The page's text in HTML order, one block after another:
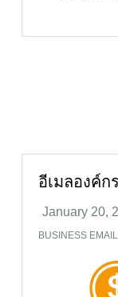
อีเมลองค์ก
BUSINESS EMAIL